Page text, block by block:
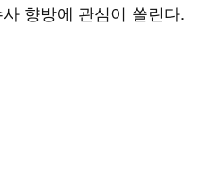
향방에 관심이 쏠린다.